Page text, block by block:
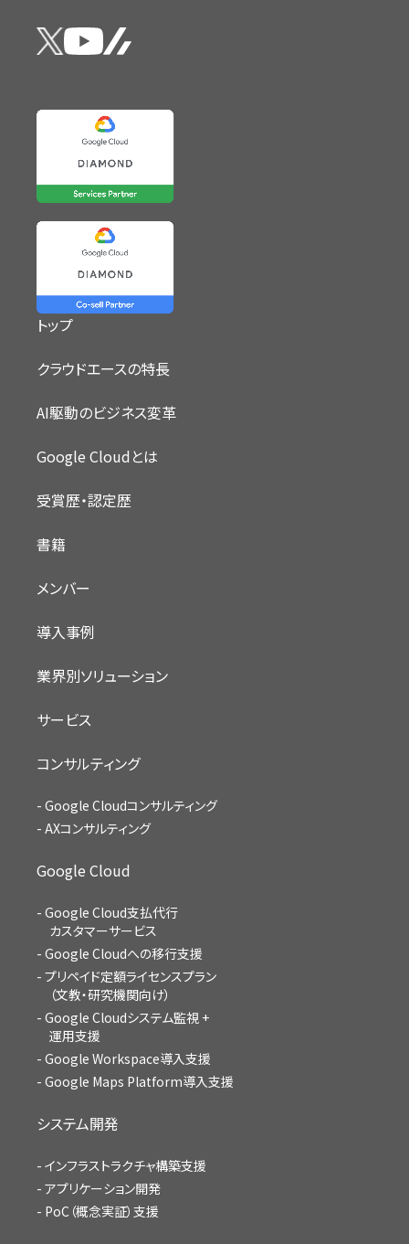
トップ
クラウドエースの特長
AI駆動のビジネス変革
Google Cloudとは
受賞歴・認定歴
書籍
メンバー
導入事例
業界別ソリューション
サービス
コンサルティング
Google Cloudコンサルティング
AXコンサルティング
Google Cloud
Google Cloud支払代行
カスタマーサービス
Google Cloudへの移行支援
プリペイド定額ライセンスプラン
（文教・研究機関向け）
Google Cloudシステム監視 +
運用支援
Google Workspace導入支援
Google Maps Platform導入支援
システム開発
インフラストラクチャ構築支援
アプリケーション開発
PoC（概念実証）支援